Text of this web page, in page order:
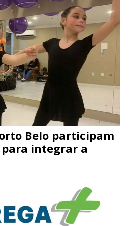
Belo participam
integrar a